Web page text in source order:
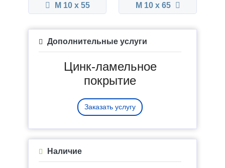
М 10 x 55 М 10 x 65
Дополнительные услуги
Цинк-ламельное
покрытие
Заказать услугу
Наличие